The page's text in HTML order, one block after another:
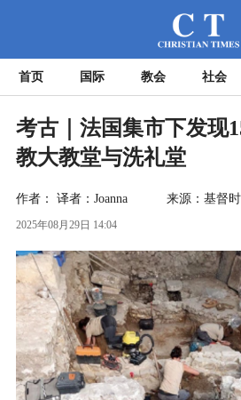
首页 国际 教会 社会
考古｜法国集市下发现
教大教堂与洗礼堂
作者： 译者：Joanna 来源：基督
2025年08月29日 14:04